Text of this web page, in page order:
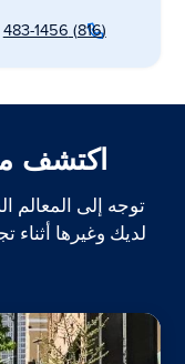
(816) 483-1456
اكتشف
توجه إلى المعالم
لديك وغيرها